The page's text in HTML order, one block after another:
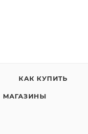
КАК КУПИТЬ
МАГАЗИНЫ